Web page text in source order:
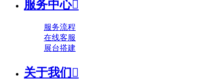
服务中心
服务流程
在线客服
展台搭建
关于我们 